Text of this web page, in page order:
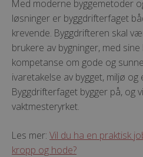
Med moderne byggemetoder
løsninger er byggdrifterfaget
krevende. Byggdrifteren skal
brukere av bygninger, med
kompetanse om gode og
ivaretakelse av bygget, miljø
Byggdrifterfaget bygger på, og
vaktmesteryrket.
Les mer: Vil du ha en praktisk
kropp og hode?